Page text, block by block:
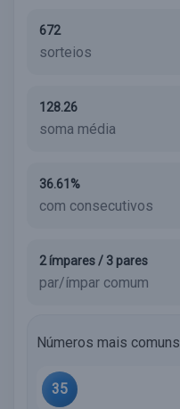
672
sorteios
128.26
soma média
36.61%
com consecutivos
2 ímpares / 3 pares
par/ímpar comum
Números mais comuns
35